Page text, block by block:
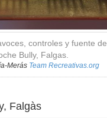
controles y fuente de
Bully, Falgas.
Merás Team Recreativas.org
Falgàs